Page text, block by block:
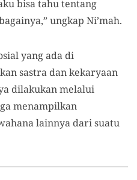
bisa tahu tentang
ungkap Ni’mah.
yang ada di
sastra dan kekaryaan
dilakukan melalui
menampilkan
lainnya dari suatu